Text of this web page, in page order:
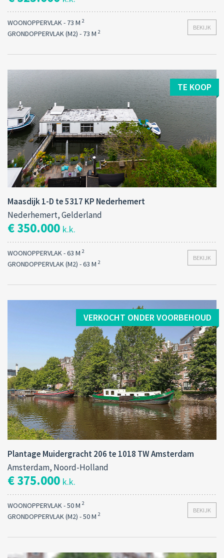
BEKIJK
WOONOPPERVLAK - 73 M 2
GRONDOPPERVLAK (M2) - 73 M 2
TE KOOP
Maasdijk 1-D te 5317 KP Nederhemert
Nederhemert, Gelderland
€ 350.000 k.k.
BEKIJK
WOONOPPERVLAK - 63 M 2
GRONDOPPERVLAK (M2) - 63 M 2
VERKOCHT ONDER VOORBEHOUD
Plantage Muidergracht 206 te 1018 TW Amsterdam
Amsterdam, Noord-Holland
€ 375.000 k.k.
BEKIJK
WOONOPPERVLAK - 50 M 2
GRONDOPPERVLAK (M2) - 50 M 2